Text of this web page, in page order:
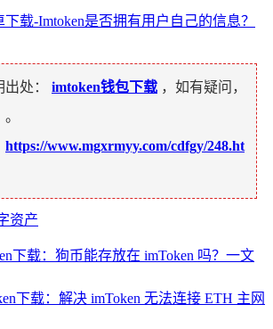
下载-Imtoken是否拥有用户自己的信息？
处： imtoken钱包下载 ，如有疑问，
https://www.mgxrmyy.com/cdfgy/248.ht
资产
下载：狗币能存放在 imToken 吗？一文
下载：解决 imToken 无法连接 ETH 主网